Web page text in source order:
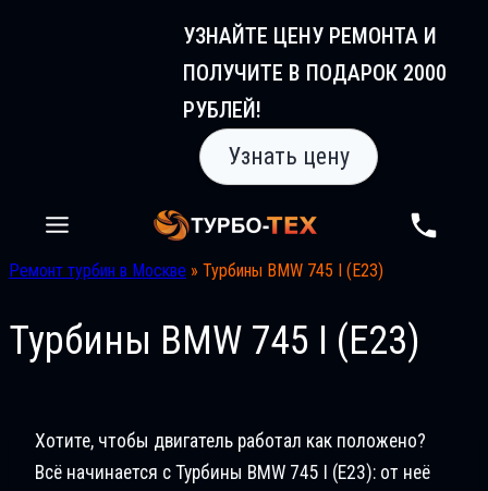
УЗНАЙТЕ ЦЕНУ РЕМОНТА И
ПОЛУЧИТЕ В ПОДАРОК 2000
РУБЛЕЙ!
Узнать цену
Ремонт турбин в Москве » Турбины BMW 745 I (E23)
Турбины BMW 745 I (E23)
Хотите, чтобы двигатель работал как положено?
Всё начинается с Турбины BMW 745 I (E23): от неё